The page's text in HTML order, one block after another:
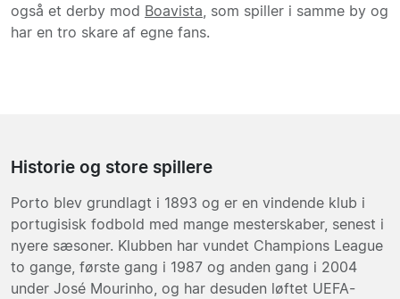
også et derby mod Boavista , som spiller i samme by og
har en tro skare af egne fans.
Historie og store spillere
Porto blev grundlagt i 1893 og er en vindende klub i
portugisisk fodbold med mange mesterskaber, senest i
nyere sæsoner. Klubben har vundet Champions League
to gange, første gang i 1987 og anden gang i 2004
under José Mourinho, og har desuden løftet UEFA-